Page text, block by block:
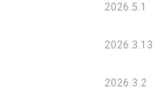
2026.5.1
2026.3.13
2026.3.2